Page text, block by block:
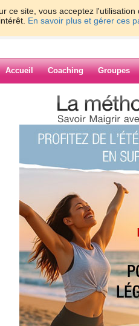
ce site, vous acceptez
En savoir plus et gérer ces
Accueil Coaching Groupes
> Michelle1805
de
Suiv. ›
Je recommence
publié le 30/05/2016 à 13:28
pendant tout un temps j'ai arrêté, et puis
62 kg ce n'est pas bon, surtout que
2016 j'ai donc commencé un régime:
miracle = 54,4 kg à ce jour.
attention et voir encore perdre 4 à 5 kg
la diététicienne j'ai aussi découvert que